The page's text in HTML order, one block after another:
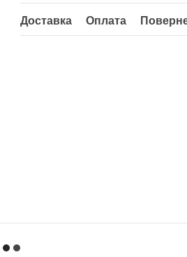
Доставка Оплата